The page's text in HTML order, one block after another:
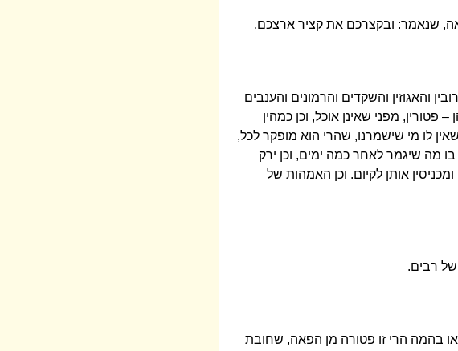
שנאמר: ובקצרכם את קציר ארצכם.
והאגוזין והשקדים והרמונים והענבים
פטורין, מפני שאינן אוכל, וכן כמהין
לו מי שישמרנו, שהרי הוא מופקר לכל,
בו מה שיגמר לאחר כמה ימים, וכן ירק
אותן לקיום. וכן האמהות של
רבים.
בהמה הרי זו פטורה מן הפאה, שחובת